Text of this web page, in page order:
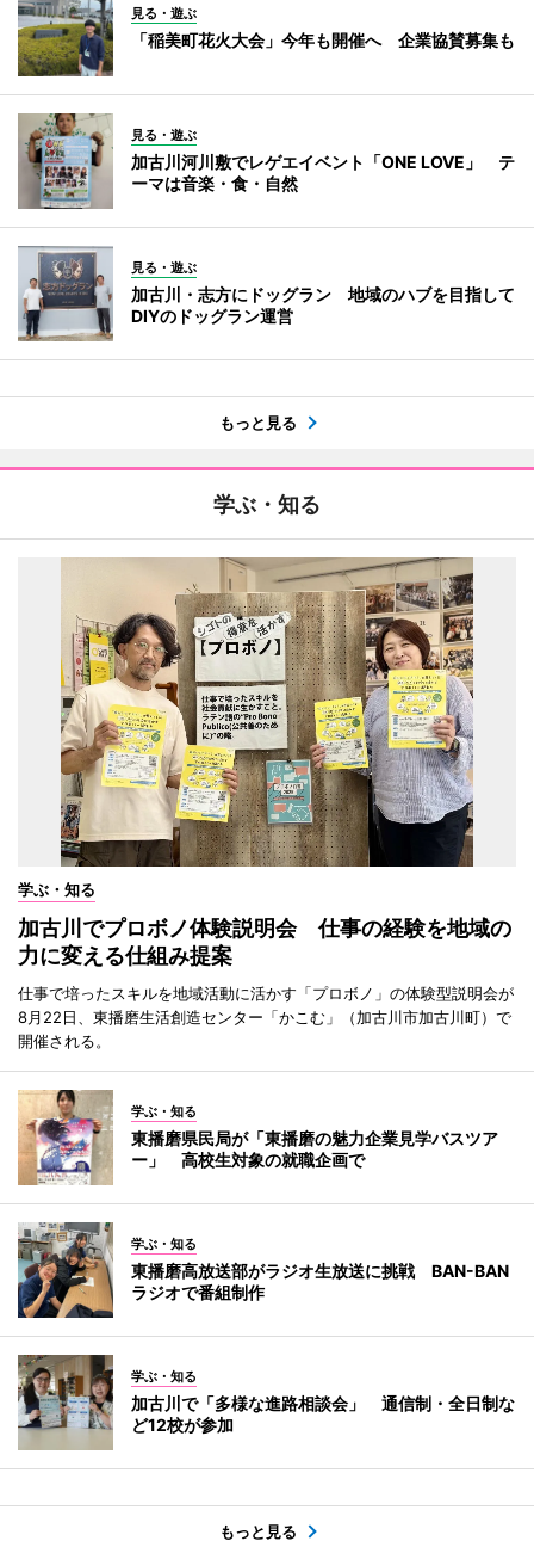
見る・遊ぶ
「稲美町花火大会」今年も開催へ 企業協賛募集も
見る・遊ぶ
加古川河川敷でレゲエイベント「ONE LOVE」 テ
ーマは音楽・食・自然
見る・遊ぶ
加古川・志方にドッグラン 地域のハブを目指して
DIYのドッグラン運営
もっと見る
学ぶ・知る
学ぶ・知る
加古川でプロボノ体験説明会 仕事の経験を地域の
力に変える仕組み提案
仕事で培ったスキルを地域活動に活かす「プロボノ」の体験型説明会が
8月22日、東播磨生活創造センター「かこむ」（加古川市加古川町）で
開催される。
学ぶ・知る
東播磨県民局が「東播磨の魅力企業見学バスツア
ー」 高校生対象の就職企画で
学ぶ・知る
東播磨高放送部がラジオ生放送に挑戦 BAN-BAN
ラジオで番組制作
学ぶ・知る
加古川で「多様な進路相談会」 通信制・全日制な
ど12校が参加
もっと見る